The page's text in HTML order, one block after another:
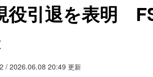
役引退を表明
/ 2026.06.08 20:49 更新